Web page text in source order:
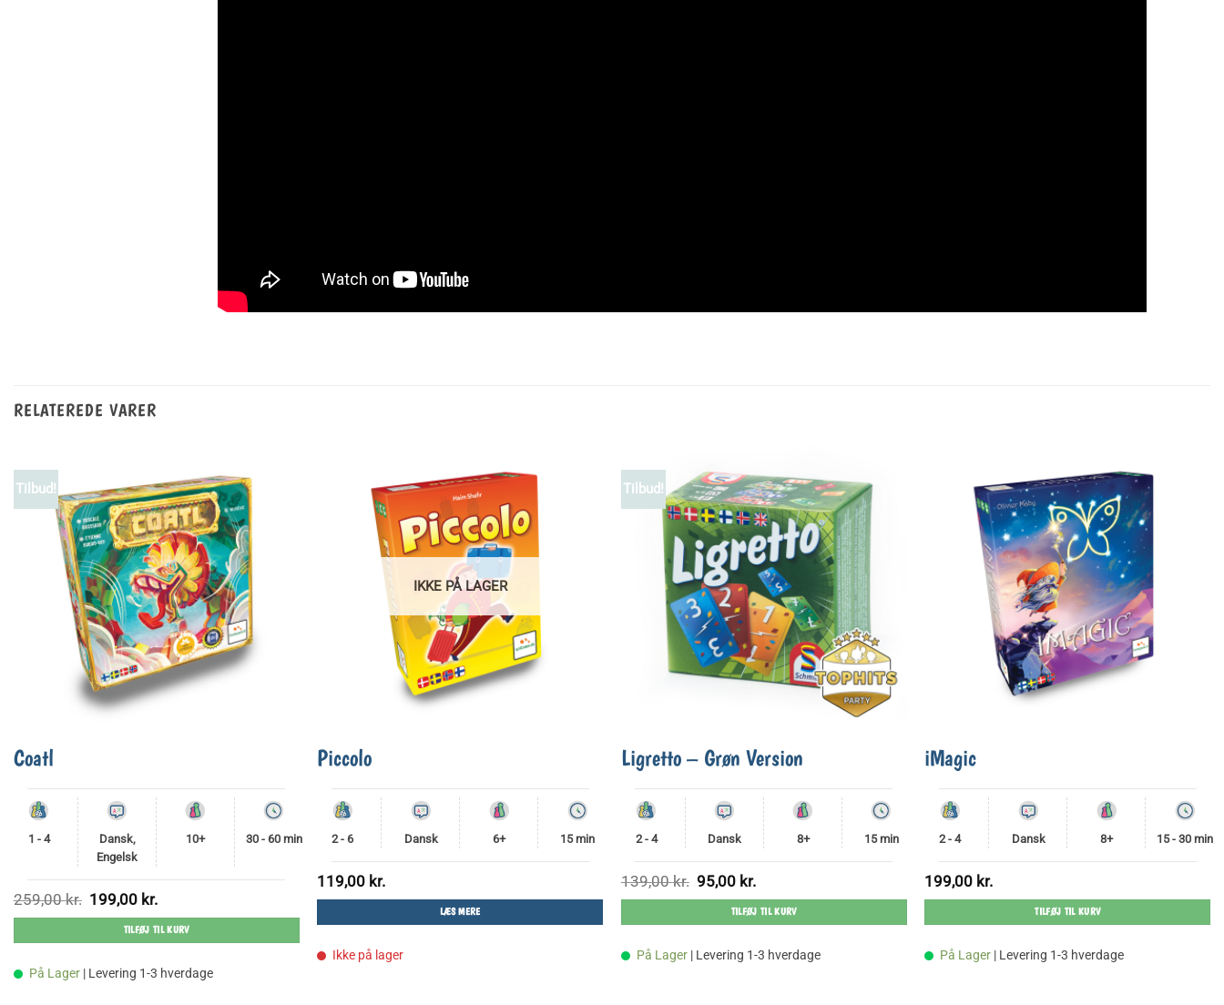
RELATEREDE VARER
Tilbud!
Coatl
1 - 4
Dansk,
Engelsk
10+ 30 - 60 min
259,00kr. Den
oprindelige
pris
259,00 kr..
199,00 kr.
aktuelle
pris
er:
199,00 kr..
TILFØJ TIL KURV
På Lager | Levering 1-3 hverdage
IKKE PÅ LAGER
Piccolo
2 - 6 Dansk 6+ 15 min
119,00 kr.
LÆS MERE
Ikke på lager
Tilbud!
Ligretto – Grøn Version
2 - 4 Dansk 8+ 15 min
139,00kr. Den
oprindelige
pris
139,00 kr..
95,00 kr.
aktuelle
pris
er:
95,00 kr..
TILFØJ TIL KURV
På Lager | Levering 1-3 hverdage
iMagic
2 - 4 Dansk 8+ 15 - 30 min
199,00 kr.
TILFØJ TIL KURV
På Lager | Levering 1-3 hverdage